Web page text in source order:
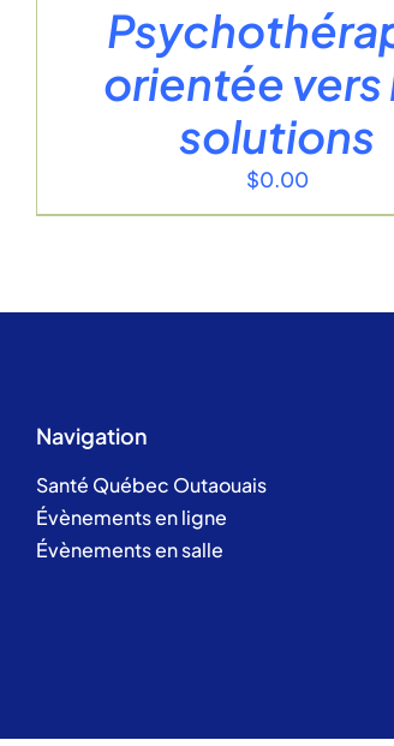
orientée vers
solutions
$0.00
Navigation
Santé Québec Outaouais
Évènements en ligne
Évènements en salle